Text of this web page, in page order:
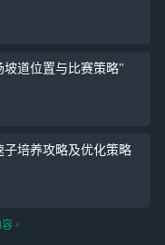
道位置与比赛策略"
培养攻略及优化策略